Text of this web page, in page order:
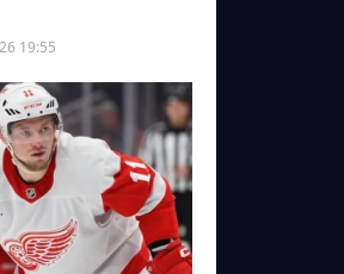
19:55